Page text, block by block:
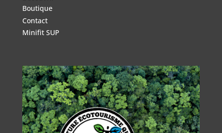
Boutique
Contact
Minifit SUP